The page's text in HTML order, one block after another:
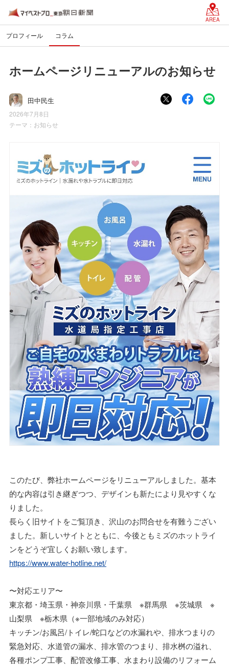
AREA
プロフィール コラム
ホームページリニューアルのお知らせ
田中民生
2026年7月8日
テーマ： お知らせ
このたび、弊社ホームページをリニューアルしました。基本
的な内容は引き継ぎつつ、デザインも新たにより見やすくな
りました。
長らく旧サイトをご覧頂き、沢山のお問合せを有難うござい
ました。新しいサイトとともに、今後ともミズのホットライ
ンをどうぞ宜しくお願い致します。
https://www.water-hotline.net/
〜対応エリア〜
東京都・埼玉県・神奈川県・千葉県 ※群馬県 ※茨城県 ※
山梨県 ※栃木県（※一部地域のみ対応）
キッチン/お風呂/トイレ/蛇口などの水漏れや、排水つまりの
緊急対応、水道管の漏水、排水管のつまり、排水桝の溢れ、
各種ポンプ工事、配管改修工事、水まわり設備のリフォーム